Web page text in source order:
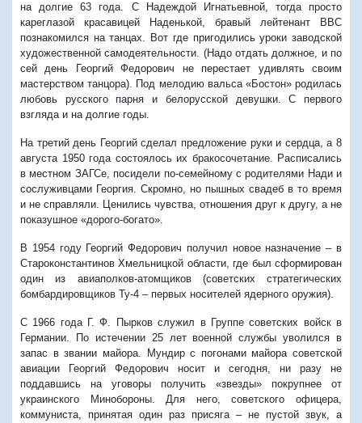
на долгие 63 года. С Надеждой Игнатьевной, тогда просто
кареглазой красавицей Наденькой, бравый лейтенант ВВС
познакомился на танцах. Вот где пригодились уроки заводской
художественной самодеятельности. (Надо отдать должное, и по
сей день Георгий Федорович не перестает удивлять своим
мастерством танцора). Под мелодию вальса «Бостон» родилась
любовь русского парня и белорусской девушки. С первого
взгляда и на долгие годы.
На третий день Георгий сделал предложение руки и сердца, а 8
августа 1950 года состоялось их бракосочетание. Расписались
в местном ЗАГСе, посидели по-семейному с родителями Нади и
сослуживцами Георгия. Скромно, но пышных свадеб в то время
и не справляли. Ценились чувства, отношения друг к другу, а не
показушное «дорого-богато».
В 1954 году Георгий Федорович получил новое назначение – в
Староконстантинов Хмельницкой области, где был сформирован
один из авиаполков-атомщиков (советских стратегических
бомбардировщиков Ту-4 – первых носителей ядерного оружия).
С 1966 года Г. Ф. Пырков служил в Группе советских войск в
Германии. По истечении 25 лет военной службы уволился в
запас в звании майора. Мундир с погонами майора советской
авиации Георгий Федорович носит и сегодня, ни разу не
поддавшись на уговоры получить «звезды» покрупнее от
украинского Минобороны. Для него, советского офицера,
коммуниста, принятая один раз присяга – не пустой звук, а